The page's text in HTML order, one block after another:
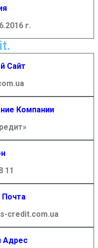
г.
Сайт
Компании
11
Почта
credit.com.ua
Адрес